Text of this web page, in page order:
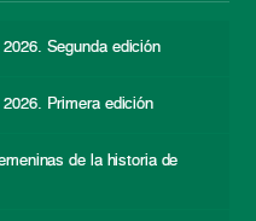
Segunda edición
Primera edición
de la historia de